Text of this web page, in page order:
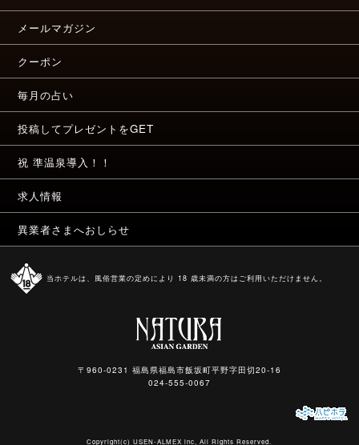
メールマガジン
クーポン
毎月の占い
投稿してプレゼントをGET
祝 準温泉導入！！
求人情報
異業者さまへおしらせ
当ホテルは、風俗営業の定めにより 18 歳未満の方はご利用いただけません。
〒960-0231 福島県福島市飯坂町平野字田切20-16
024-555-0067
Copyright(c)USEN-ALMEX inc, All Rights Reserved.